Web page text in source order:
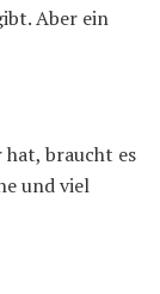
Aber ein
hat, braucht es
und viel